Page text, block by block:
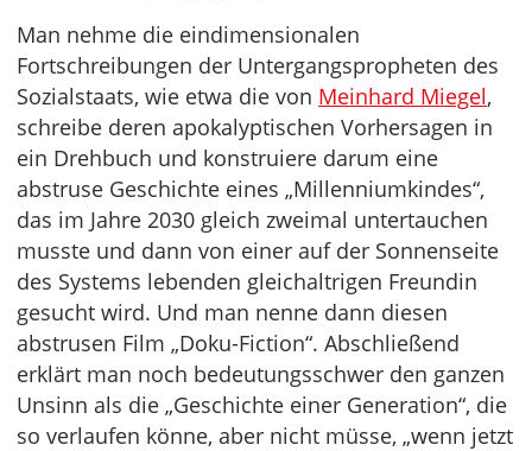
Man nehme die eindimensionalen
Fortschreibungen der Untergangspropheten des
Sozialstaats, wie etwa die von Meinhard Miegel,
schreibe deren apokalyptischen Vorhersagen in
ein Drehbuch und konstruiere darum eine
abstruse Geschichte eines „Millenniumkindes“,
das im Jahre 2030 gleich zweimal untertauchen
musste und dann von einer auf der Sonnenseite
des Systems lebenden gleichaltrigen Freundin
gesucht wird. Und man nenne dann diesen
abstrusen Film „Doku-Fiction“. Abschließend
erklärt man noch bedeutungsschwer den ganzen
Unsinn als die „Geschichte einer Generation“, die
so verlaufen könne, aber nicht müsse, „wenn jetzt